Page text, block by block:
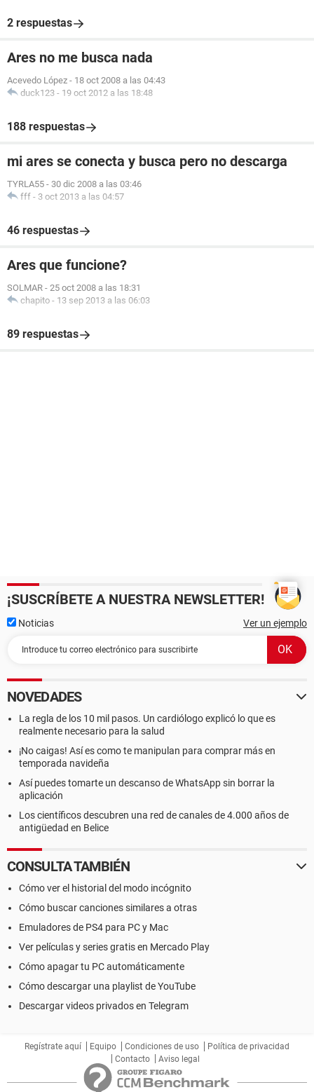
2 respuestas
Ares no me busca nada
Acevedo López - 18 oct 2008 a las 04:43
duck123 - 19 oct 2012 a las 18:48
188 respuestas
mi ares se conecta y busca pero no descarga
TYRLA55 - 30 dic 2008 a las 03:46
fff - 3 oct 2013 a las 04:57
46 respuestas
Ares que funcione?
SOLMAR - 25 oct 2008 a las 18:31
chapito - 13 sep 2013 a las 06:03
89 respuestas
¡SUSCRÍBETE A NUESTRA NEWSLETTER!
Noticias Ver un ejemplo
NOVEDADES
La regla de los 10 mil pasos. Un cardiólogo explicó lo que es
realmente necesario para la salud
¡No caigas! Así es como te manipulan para comprar más en
temporada navideña
Así puedes tomarte un descanso de WhatsApp sin borrar la
aplicación
Los científicos descubren una red de canales de 4.000 años de
antigüedad en Belice
CONSULTA TAMBIÉN
Cómo ver el historial del modo incógnito
Cómo buscar canciones similares a otras
Emuladores de PS4 para PC y Mac
Ver películas y series gratis en Mercado Play
Cómo apagar tu PC automáticamente
Cómo descargar una playlist de YouTube
Descargar videos privados en Telegram
Regístrate aquí Equipo Condiciones de uso
Política de privacidad
Contacto
Aviso legal